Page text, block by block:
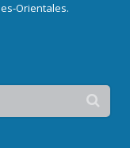
Orientales.